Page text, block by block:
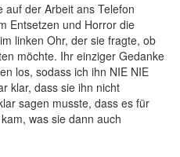
auf der Arbeit ans Telefon
Entsetzen und Horror die
linken Ohr, der sie fragte, ob
möchte. Ihr einziger Gedanke
los, sodass ich ihn NIE NIE
klar, dass sie ihn nicht
sagen musste, dass es für
was sie dann auch